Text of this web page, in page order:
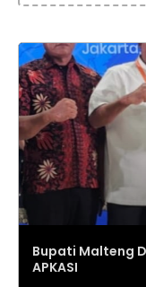
Bupati Malteng
APKASI